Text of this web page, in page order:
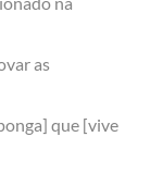
as
que [vive